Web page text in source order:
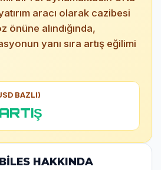
aracı olarak cazibesi
alındığında,
yanı sıra artış eğilimi
BAZLI)
HAKKINDA